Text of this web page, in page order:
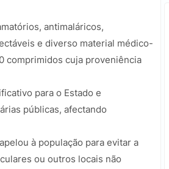
antimaláricos,
e diverso material médico-
comprimidos cuja proveniência
para o Estado e
públicas, afectando
à população para evitar a
ou outros locais não